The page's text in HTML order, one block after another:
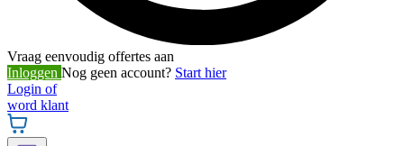
Vraag eenvoudig offertes aan
Inloggen Nog geen account? Start hier
Login of
word klant